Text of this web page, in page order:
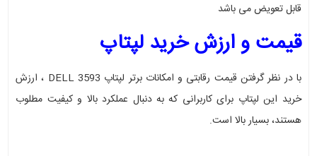
قابل تعویض می باشد
قیمت و ارزش خرید لپتاپ
با در نظر گرفتن قیمت رقابتی و امکانات برتر لپتاپ DELL 3593 ، ارزش
خرید این لپتاپ برای کاربرانی که به دنبال عملکرد بالا و کیفیت مطلوب
هستند، بسیار بالا است.